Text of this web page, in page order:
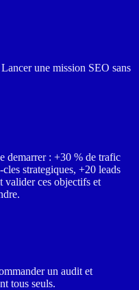
une mission SEO sans
demarrer : +30 % de trafic
strategiques, +20 leads
valider ces objectifs et
un audit et
tous seuls.